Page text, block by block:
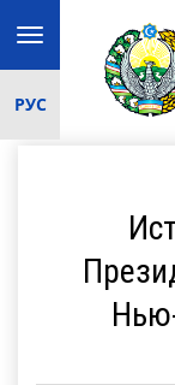
Toggle
navigation
РУС